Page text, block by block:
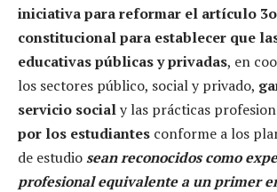
iniciativa para reformar el artículo
constitucional para establecer que
educativas públicas y privadas, en
los sectores público, social y privado,
servicio socialy las prácticas
por los estudiantes conforme a los
de estudiosean reconocidos como
profesional equivalente a un primer